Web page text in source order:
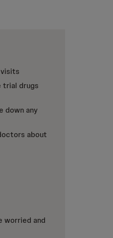
trial drugs
down any
about
worried and